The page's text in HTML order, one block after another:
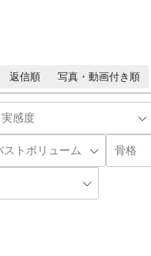
返信順 写真・動画付き順